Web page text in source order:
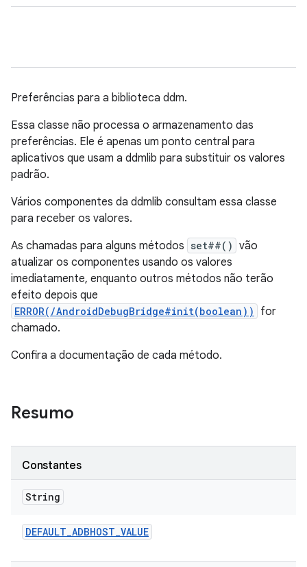
Preferências para a biblioteca ddm.
Essa classe não processa o armazenamento das
preferências. Ele é apenas um ponto central para
aplicativos que usam a ddmlib para substituir os valores
padrão.
Vários componentes da ddmlib consultam essa classe
para receber os valores.
As chamadas para alguns métodos set##() vão
atualizar os componentes usando os valores
imediatamente, enquanto outros métodos não terão
efeito depois que
ERROR(/AndroidDebugBridge#init(boolean))
for
chamado.
Confira a documentação de cada método.
Resumo
Constantes
String
DEFAULT_ADBHOST_VALUE